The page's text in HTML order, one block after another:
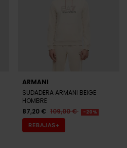
ARMANI
SUDADERA ARMANI BEIGE
HOMBRE
87,20 € 109,00 € -20%
REBAJAS+